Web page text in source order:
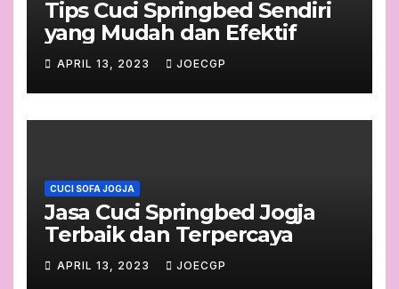
Tips Cuci Springbed Sendiri
yang Mudah dan Efektif
APRIL 13, 2023 JOECGP
CUCI SOFA JOGJA
Jasa Cuci Springbed Jogja
Terbaik dan Terpercaya
APRIL 13, 2023 JOECGP